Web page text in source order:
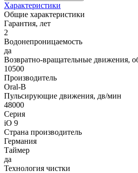
Характеристики
Общие характеристики
Гарантия, лет
2
Водонепроницаемость
да
Возвратно-вращательные движения,
10500
Производитель
Oral-B
Пульсирующие движения, дв/мин
48000
Серия
iO 9
Страна производитель
Германия
Таймер
да
Технология чистки